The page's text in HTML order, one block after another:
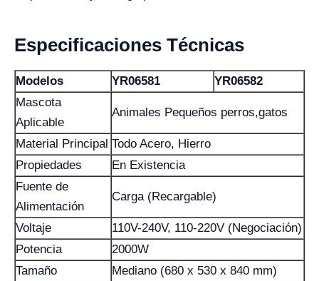
Especificaciones Técnicas
Modelos YR06581
YR06582
Mascota
Aplicable
Animales Pequeños perros,gatos
Material Principal Todo Acero, Hierro
Propiedades
En Existencia
Fuente de
Alimentación
Carga (Recargable)
Voltaje
110V-240V, 110-220V (Negociación)
Potencia
2000W
Tamaño
Mediano (680 x 530 x 840 mm)